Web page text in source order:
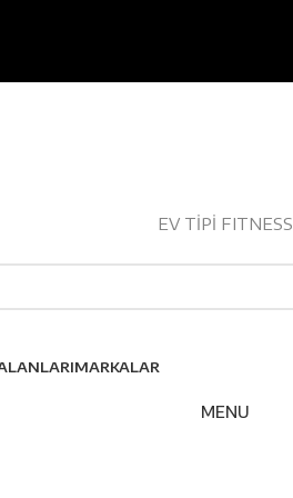
EV TİPİ FITNESS
MARKALAR
MENU